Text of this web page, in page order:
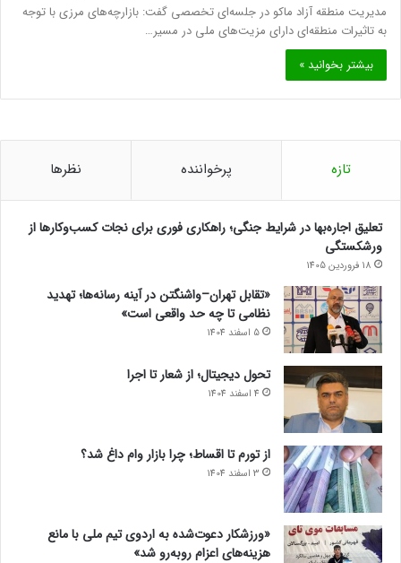
مدیریت منطقه آزاد ماکو در جلسه‌ای تخصصی گفت: بازارچه‌های مرزی با توجه
به تاثیرات منطقه‌ای دارای مزیت‌های ملی در مسیر…
بیشتر بخوانید »
تازه پرخواننده نظرها
تعلیق اجاره‌بها در شرایط جنگی؛ راهکاری فوری برای نجات کسب‌وکارها از
ورشکستگی
18 فروردین 1405
«تقابل تهران–واشنگتن در آینه رسانه‌ها؛ تهدید
نظامی تا چه حد واقعی است»
5 اسفند 1404
تحول دیجیتال؛ از شعار تا اجرا
4 اسفند 1404
از تورم تا اقساط؛ چرا بازار وام داغ شد؟
3 اسفند 1404
«ورزشکار دعوت‌شده به اردوی تیم ملی با مانع
هزینه‌های اعزام روبه‌رو شد»